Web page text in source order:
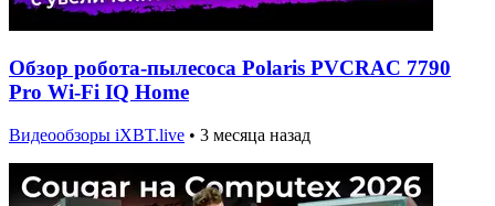
Обзор робота-пылесоса Polaris PVCRAC 7790
Pro Wi-Fi IQ Home
Видеообзоры iXBT.live • 3 месяца назад